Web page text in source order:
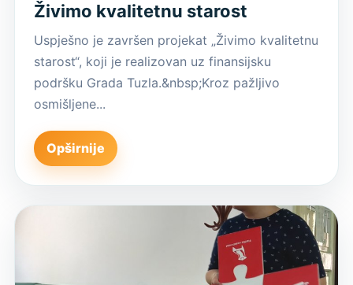
Živimo kvalitetnu starost
Uspješno je završen projekat „Živimo kvalitetnu
starost“, koji je realizovan uz finansijsku
podršku Grada Tuzla.&nbsp;Kroz pažljivo
osmišljene...
Opširnije